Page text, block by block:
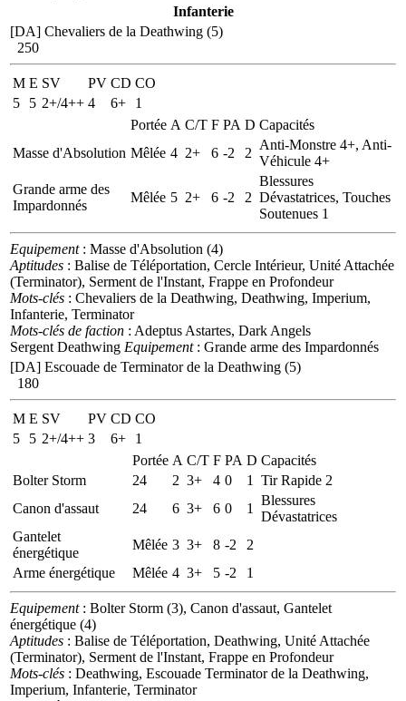
Infanterie
[DA] Chevaliers de la Deathwing (5)
250
M E SV PV CD CO
5
5 2+/4++ 4 6+
1
Portée A C/T F PA D Capacités
Masse d'Absolution Mêlée 4 2+ 6 -2 2
Anti-Monstre 4+, Anti-
Véhicule 4+
Grande arme des
Impardonnés
Mêlée 5 2+ 6 -2 2
Blessures
Dévastatrices, Touches
Soutenues 1
Equipement: Masse d'Absolution (4)
Aptitudes : Balise de Téléportation, Cercle Intérieur, Unité Attachée
(Terminator), Serment de l'Instant, Frappe en Profondeur
Mots-clés : Chevaliers de la Deathwing, Deathwing, Imperium,
Infanterie, Terminator
Mots-clés de faction : Adeptus Astartes, Dark Angels
Sergent Deathwing Equipement: Grande arme des Impardonnés
[DA] Escouade de Terminator de la Deathwing (5)
180
M E SV PV CD CO
5
5 2+/4++ 3 6+
1
Portée A C/T F PA D Capacités
Bolter Storm
24 2 3+ 4 0 1
Tir Rapide 2
Canon d'assaut
24 6 3+ 6 0 1
Blessures
Dévastatrices
Gantelet
énergétique
Mêlée 3 3+ 8 -2
2
Arme énergétique
Mêlée 4 3+ 5 -2 1
Equipement: Bolter Storm (3), Canon d'assaut, Gantelet
énergétique (4)
Aptitudes : Balise de Téléportation, Deathwing, Unité Attachée
(Terminator), Serment de l'Instant, Frappe en Profondeur
Mots-clés : Deathwing, Escouade Terminator de la Deathwing,
Imperium, Infanterie, Terminator